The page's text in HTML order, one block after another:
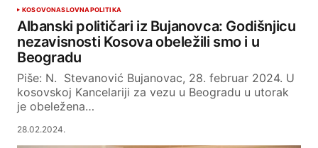
KOSOVONASLOVNAPOLITIKA
Albanski političari iz Bujanovca: Godišnjicu
nezavisnosti Kosova obeležili smo i u
Beogradu
Piše: N. Stevanović Bujanovac, 28. februar 2024. U
kosovskoj Kancelariji za vezu u Beogradu u utorak
je obeležena…
28.02.2024.